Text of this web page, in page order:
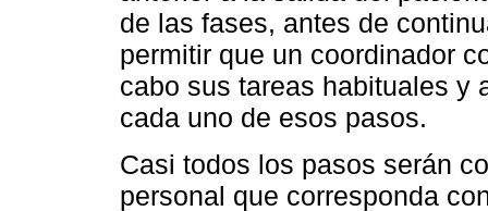
de las fases, antes de
permitir que un coordinador
cabo sus tareas habituales y
cada uno de esos pasos.
Casi todos los pasos serán
personal que corresponda